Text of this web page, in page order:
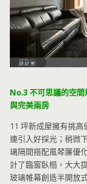
No.3 不可思議的空
與完美兩房
11 坪新成屋擁有挑
連引入好採光；稍微
璃隔間搭配風琴簾優
計了臨窗臥榻，大大
玻璃帷幕創造半開放